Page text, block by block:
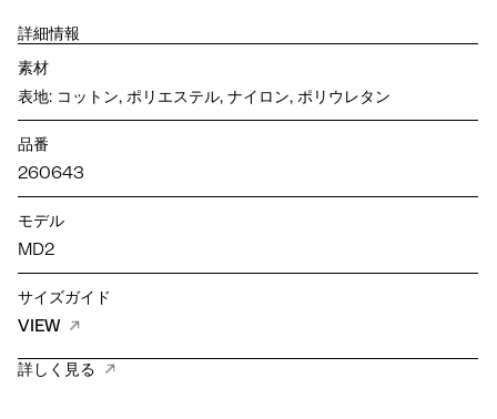
詳細情報
素材
表地: コットン, ポリエステル, ナイロン, ポリウレタン
品番
260643
モデル
MD2
サイズガイド
VIEW
詳しく見る